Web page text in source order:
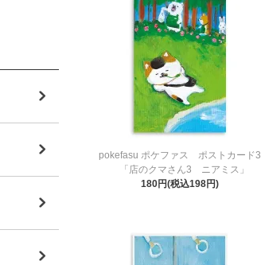
pokefasu ポケファス ポストカード3
「店のクマさん3 ニアミス」
180円(税込198円)